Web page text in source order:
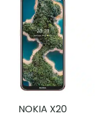
NOKIA X20